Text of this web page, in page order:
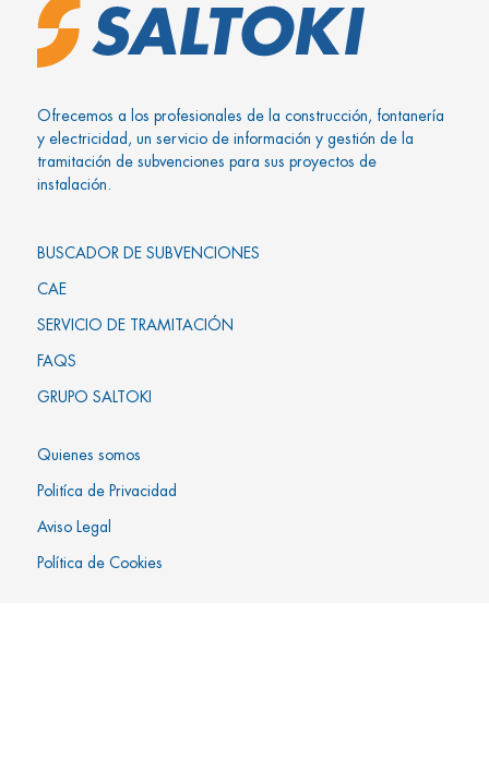
Ofrecemos a los profesionales de la construcción, fontanería
y electricidad, un servicio de información y gestión de la
tramitación de subvenciones para sus proyectos de
instalación.
BUSCADOR DE SUBVENCIONES
CAE
SERVICIO DE TRAMITACIÓN
FAQS
GRUPO SALTOKI
Quienes somos
Politíca de Privacidad
Aviso Legal
Política de Cookies